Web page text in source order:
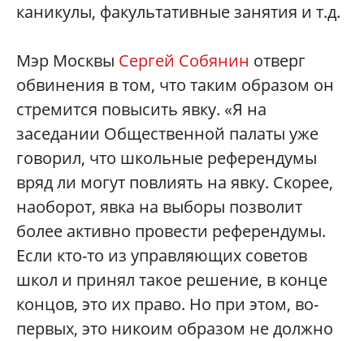
каникулы, факультативные занятия и т.д.
Мэр Москвы Сергей Собянин отверг
обвинения в том, что таким образом он
стремится повысить явку. «Я на
заседании Общественной палаты уже
говорил, что школьные референдумы
вряд ли могут повлиять на явку. Скорее,
наоборот, явка на выборы позволит
более активно провести референдумы.
Если кто-то из управляющих советов
школ и принял такое решение, в конце
концов, это их право. Но при этом, во-
первых, это никоим образом не должно